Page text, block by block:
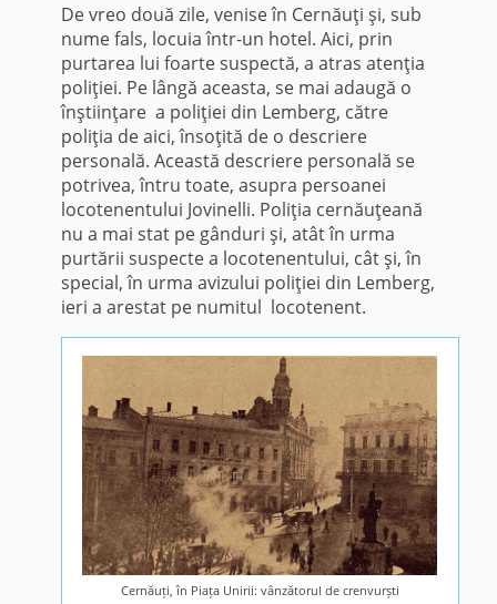
De vreo două zile, venise în Cernăuţi şi, sub
nume fals, locuia într-un hotel. Aici, prin
purtarea lui foarte suspectă, a atras atenţia
poliţiei. Pe lângă aceasta, se mai adaugă o
înştiinţare a poliţiei din Lemberg, către
poliţia de aici, însoţită de o descriere
personală. Această descriere personală se
potrivea, întru toate, asupra persoanei
locotenentului Jovinelli. Poliţia cernăuţeană
nu a mai stat pe gânduri şi, atât în urma
purtării suspecte a locotenentului, cât şi, în
special, în urma avizului poliţiei din Lemberg,
ieri a arestat pe numitul locotenent.
Cernăuți, în Piața Unirii: vânzătorul de crenvurști